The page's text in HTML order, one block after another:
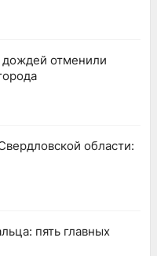
дождей отменили
области:
пять главных